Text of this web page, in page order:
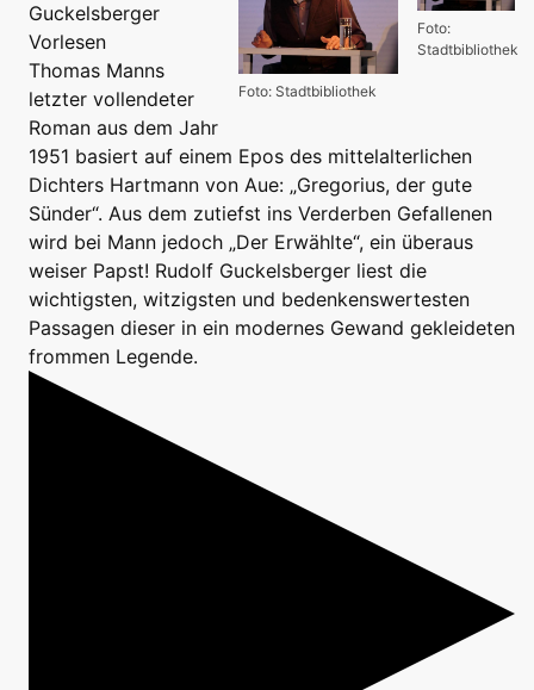
Foto:
Stadtbibliothek
Foto: Stadtbibliothek
Guckelsberger
Vorlesen
Thomas Manns
letzter vollendeter
Roman aus dem Jahr
1951 basiert auf einem Epos des mittelalterlichen
Dichters Hartmann von Aue: „Gregorius, der gute
Sünder“. Aus dem zutiefst ins Verderben Gefallenen
wird bei Mann jedoch „Der Erwählte“, ein überaus
weiser Papst! Rudolf Guckelsberger liest die
wichtigsten, witzigsten und bedenkenswertesten
Passagen dieser in ein modernes Gewand gekleideten
frommen Legende.